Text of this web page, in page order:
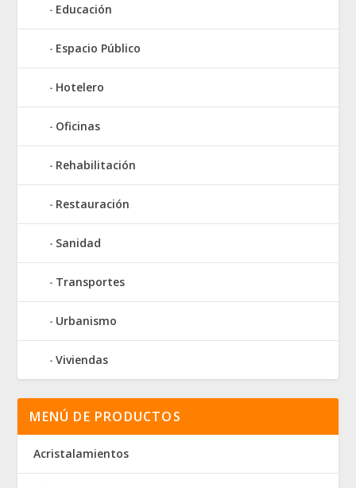
Educación
Espacio Público
Hotelero
Oficinas
Rehabilitación
Restauración
Sanidad
Transportes
Urbanismo
Viviendas
MENÚ DE PRODUCTOS
Acristalamientos